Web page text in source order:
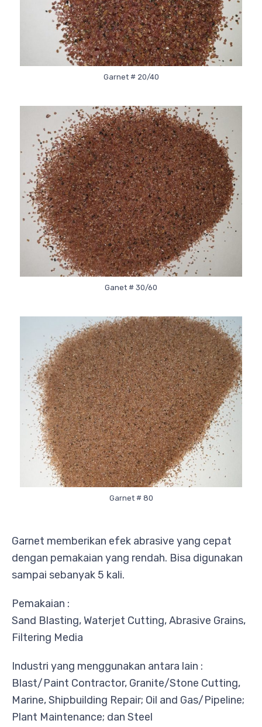
Garnet # 20/40
Ganet # 30/60
Garnet # 80
Garnet memberikan efek abrasive yang cepat
dengan pemakaian yang rendah. Bisa digunakan
sampai sebanyak 5 kali.
Pemakaian :
Sand Blasting, Waterjet Cutting, Abrasive Grains,
Filtering Media
Industri yang menggunakan antara lain :
Blast/Paint Contractor, Granite/Stone Cutting,
Marine, Shipbuilding Repair; Oil and Gas/Pipeline;
Plant Maintenance; dan Steel